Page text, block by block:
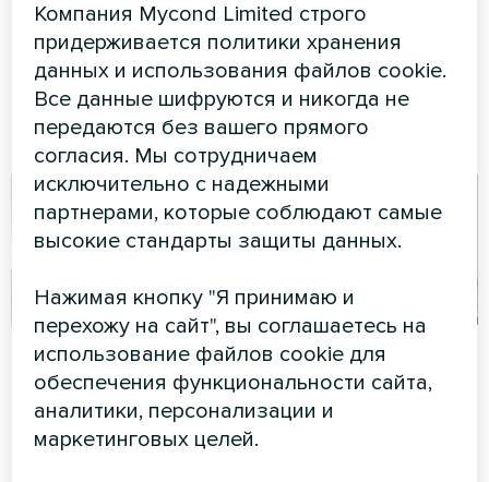
Модульный тепловой насос
MyCond STANDARD MCU
обеспечивает надежный
климат-контроль для
сложных условий
эксплуатации
Апартаменты
Художественное
оформление
вентиляторного доводчика
Производственный
цех с
вентиляционными
Компания Mycond Limited строго
придерживается политики хранения
данных и использования файлов cookie.
Все данные шифруются и никогда не
передаются без вашего прямого
согласия. Мы сотрудничаем
исключительно с надежными
партнерами, которые соблюдают самые
высокие стандарты защиты данных.
Нажимая кнопку "Я принимаю и
перехожу на сайт", вы соглашаетесь на
использование файлов cookie для
обеспечения функциональности сайта,
аналитики, персонализации и
маркетинговых целей.